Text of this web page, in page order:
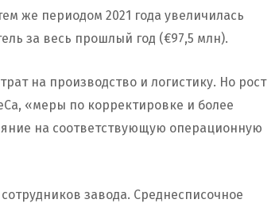
же периодом 2021 года увеличилась
за весь прошлый год (€97,5 млн).
на производство и логистику. Но рост
«меры по корректировке и более
на соответствующую операционную
завода. Среднесписочное